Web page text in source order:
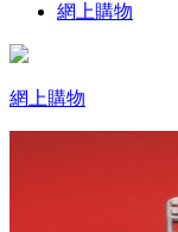
網上購物
網上購物